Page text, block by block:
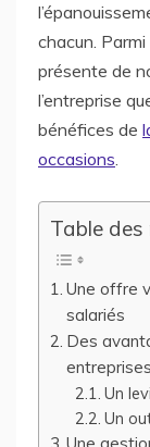
chacun.
présente de
l’entreprise
bénéfices de
occasions.
Table
Une offre
salariés
Des
entreprises
Un
Un